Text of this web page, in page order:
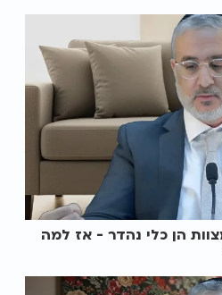
הן כלי נהדר - אז למה